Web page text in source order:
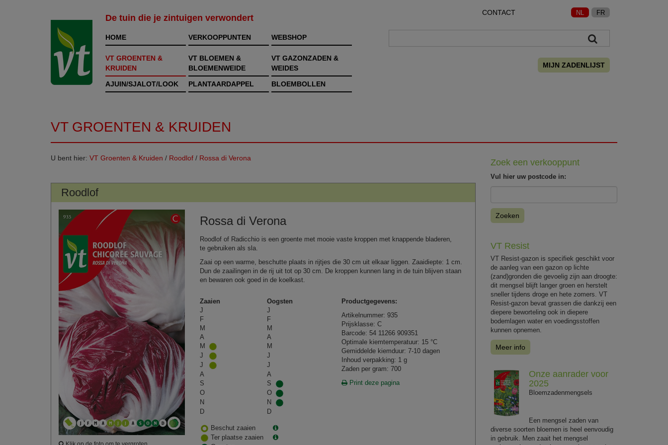
De tuin die je zintuigen verwondert
CONTACT NL FR
HOME VERKOOPPUNTEN WEBSHOP
VT GROENTEN &
KRUIDEN
VT BLOEMEN &
BLOEMENWEIDE
VT GAZONZADEN &
WEIDES
AJUIN/SJALOT/LOOK
PLANTAARDAPPEL BLOEMBOLLEN
MIJN ZADENLIJST
VT GROENTEN & KRUIDEN
U bent hier: VT Groenten & Kruiden / Roodlof / Rossa di Verona
Roodlof
Rossa di Verona
Roodlof of Radicchio is een groente met mooie vaste kroppen met knappende bladeren,
te gebruiken als sla.
Zaai op een warme, beschutte plaats in rijtjes die 30 cm uit elkaar liggen. Zaaidiepte: 1 cm.
Dun de zaailingen in de rij uit tot op 30 cm. De kroppen kunnen lang in de tuin blijven staan
en bewaren ook goed in de koelkast.
Zaaien
Oogsten
J
J
F
F
M
M
A
A
M
M
J
J
J
J
A
A
S
S
O
O
N
N
D
D
Beschut zaaien
Ter plaatse zaaien
Productgegevens:
Artikelnummer: 935
Prijsklasse: C
Barcode: 54 11266 909351
Optimale kiemtemperatuur: 15 °C
Gemiddelde kiemduur: 7-10 dagen
Inhoud verpakking: 1 g
Zaden per gram: 700
Print deze pagina
Zoek een verkooppunt
Vul hier uw postcode in:
Zoeken
VT Resist
VT Resist-gazon is specifiek geschikt voor
de aanleg van een gazon op lichte
(zand)gronden die gevoelig zijn aan droogte:
dit mengsel blijft langer groen en herstelt
sneller tijdens droge en hete zomers. VT
Resist-gazon bevat grassen die dankzij een
diepere beworteling ook in diepere
bodemlagen water en voedingsstoffen
kunnen opnemen.
Meer info
Onze aanrader voor
2025
Bloemzadenmengsels
Een mengsel zaden van
diverse soorten bloemen is heel eenvoudig
in gebruik. Men zaait het mengsel